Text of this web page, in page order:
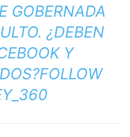
GOBERNADA
¿DEBEN
Y
FOLLOW